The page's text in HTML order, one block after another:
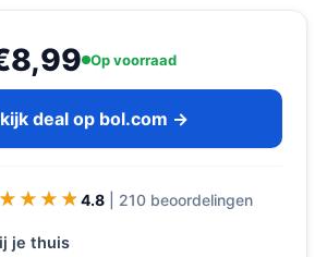
Op voorraad
deal op bol.com →
4.8 | 210 beoordelingen
je thuis